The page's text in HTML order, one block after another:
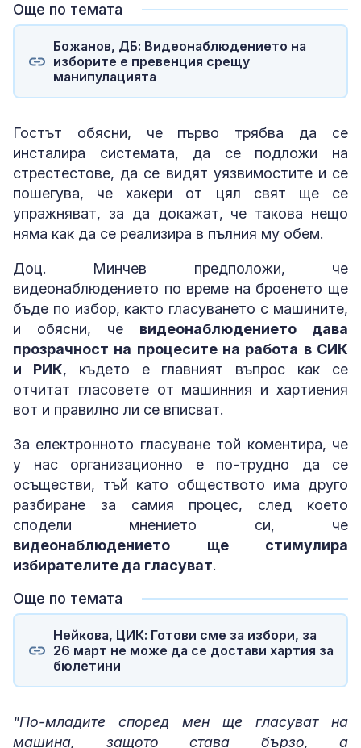
Още по темата
Божанов, ДБ: Видеонаблюдението на
изборите е превенция срещу
манипулацията
Гостът обясни, че първо трябва да се
инсталира системата, да се подложи на
стрестестове, да се видят уязвимостите и се
пошегува, че хакери от цял свят ще се
упражняват, за да докажат, че такова нещо
няма как да се реализира в пълния му обем.
Доц. Минчев предположи, че
видеонаблюдението по време на броенето ще
бъде по избор, както гласуването с машините,
и обясни, че видеонаблюдението дава
прозрачност на процесите на работа в СИК
и РИК, където е главният въпрос как се
отчитат гласовете от машинния и хартиения
вот и правилно ли се вписват.
За електронното гласуване той коментира, че
у нас организационно е по-трудно да се
осъществи, тъй като обществото има друго
разбиране за самия процес, след което
сподели мнението си, че
видеонаблюдението ще стимулира
избирателите да гласуват.
Още по темата
Нейкова, ЦИК: Готови сме за избори, за
26 март не може да се достави хартия за
бюлетини
"По-младите според мен ще гласуват на
машина, защото става бързо, а